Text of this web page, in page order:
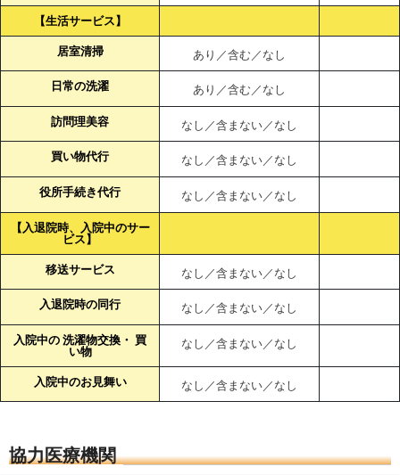
【生活サービス】
居室清掃 あり／含む／なし
日常の洗濯 あり／含む／なし
訪問理美容 なし／含まない／なし
買い物代行 なし／含まない／なし
役所手続き代行 なし／含まない／なし
【入退院時、入院中のサー
ビス】
移送サービス なし／含まない／なし
入退院時の同行 なし／含まない／なし
入院中の 洗濯物交換・ 買
い物
なし／含まない／なし
入院中のお見舞い なし／含まない／なし
協力医療機関